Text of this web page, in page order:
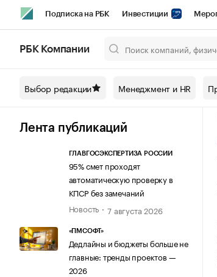
Подписка на РБК Инвестиции
Спецпроекты СПб Конференции СПб
Технологии и медиа Рынок
РБК Компании
Выбор редакции Менеджмент и HR
Лента публикаций
ГЛАВГОСЭКСПЕРТИЗА РОССИИ
95% смет проходят
автоматическую проверку в
КПСР без замечаний
Новость
7 августа 2026
«ПМСОФТ»
Дедлайны и бюджеты больше не
главные: тренды проектов —
2026